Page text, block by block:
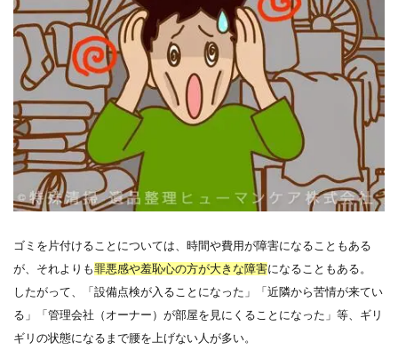
ゴミを片付けることについては、時間や費用が障害になることもある
が、それよりも罪悪感や羞恥心の方が大きな障害になることもある。
したがって、「設備点検が入ることになった」「近隣から苦情が来てい
る」「管理会社（オーナー）が部屋を見にくることになった」等、ギリ
ギリの状態になるまで腰を上げない人が多い。